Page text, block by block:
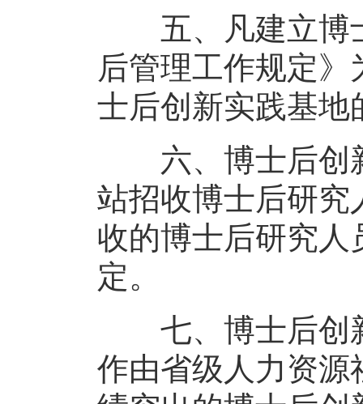
五、凡建立博士
后管理工作规定
士后创新实践基地
六、博士后创新
站招收博士后研究
收的博士后研究
定。
七、博士后创新
作由省级人力资源